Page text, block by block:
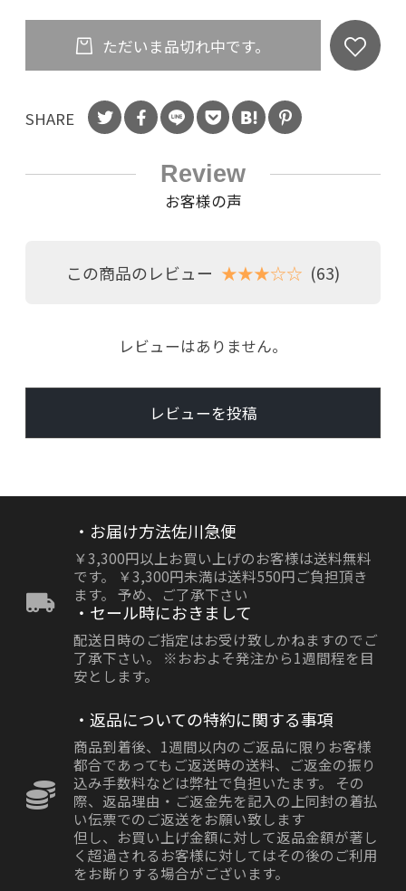
ただいま品切れ中です。
SHARE
Review
お客様の声
この商品のレビュー ★★★☆☆ (63)
レビューはありません。
レビューを投稿
・お届け方法佐川急便
￥3,300円以上お買い上げのお客様は送料無料
です。 ￥3,300円未満は送料550円ご負担頂き
ます。 予め、ご了承下さい
・セール時におきまして
配送日時のご指定はお受け致しかねますのでご
了承下さい。 ※おおよそ発注から1週間程を目
安とします。
・返品についての特約に関する事項
商品到着後、1週間以内のご返品に限りお客様
都合であってもご返送時の送料、ご返金の振り
込み手数料などは弊社で負担いたます。 その
際、返品理由・ご返金先を記入の上同封の着払
い伝票でのご返送をお願い致します
但し、お買い上げ金額に対して返品金額が著し
く超過されるお客様に対してはその後のご利用
をお断りする場合がございます。